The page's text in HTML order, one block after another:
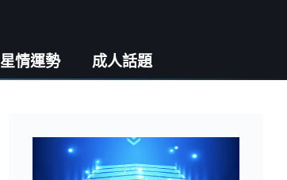
星情運勢 成人話題